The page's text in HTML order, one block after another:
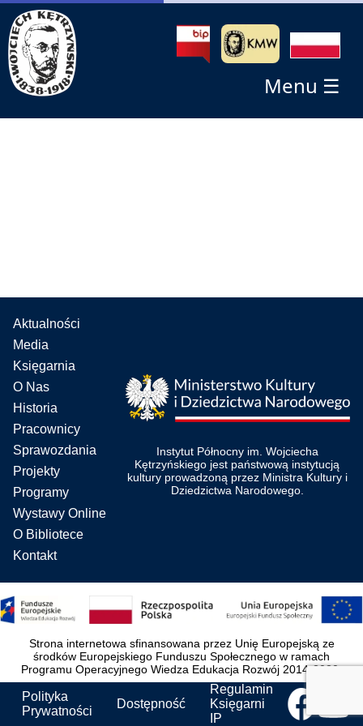
Menu ☰
Aktualności
Media
Księgarnia
O Nas
Historia
Pracownicy
Sprawozdania
Projekty
Programy
Wystawy Online
O Bibliotece
Kontakt
Instytut Północny im. Wojciecha
Kętrzyńskiego jest państwową instytucją
kultury prowadzoną przez Ministra Kultury i
Dziedzictwa Narodowego.
Strona internetowa sfinansowana przez Unię Europejską ze
środków Europejskiego Funduszu Społecznego w ramach
Programu Operacyjnego Wiedza Edukacja Rozwój 2014-2020.
Polityka
Prywatności
Dostępność
Regulamin
Księgarni
IP